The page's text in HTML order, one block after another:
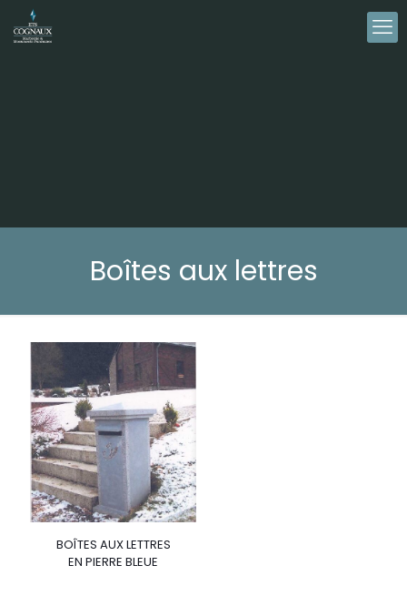
Boîtes aux lettres
BOÎTES AUX LETTRES
EN PIERRE BLEUE